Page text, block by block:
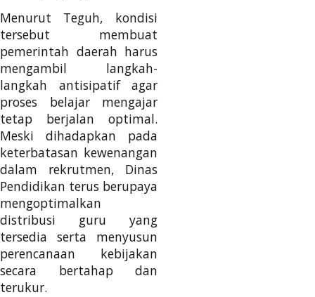
Menurut Teguh, kondisi
tersebut membuat
pemerintah daerah harus
mengambil langkah-
langkah antisipatif agar
proses belajar mengajar
tetap berjalan optimal.
Meski dihadapkan pada
keterbatasan kewenangan
dalam rekrutmen, Dinas
Pendidikan terus berupaya
mengoptimalkan
distribusi guru yang
tersedia serta menyusun
perencanaan kebijakan
secara bertahap dan
terukur.